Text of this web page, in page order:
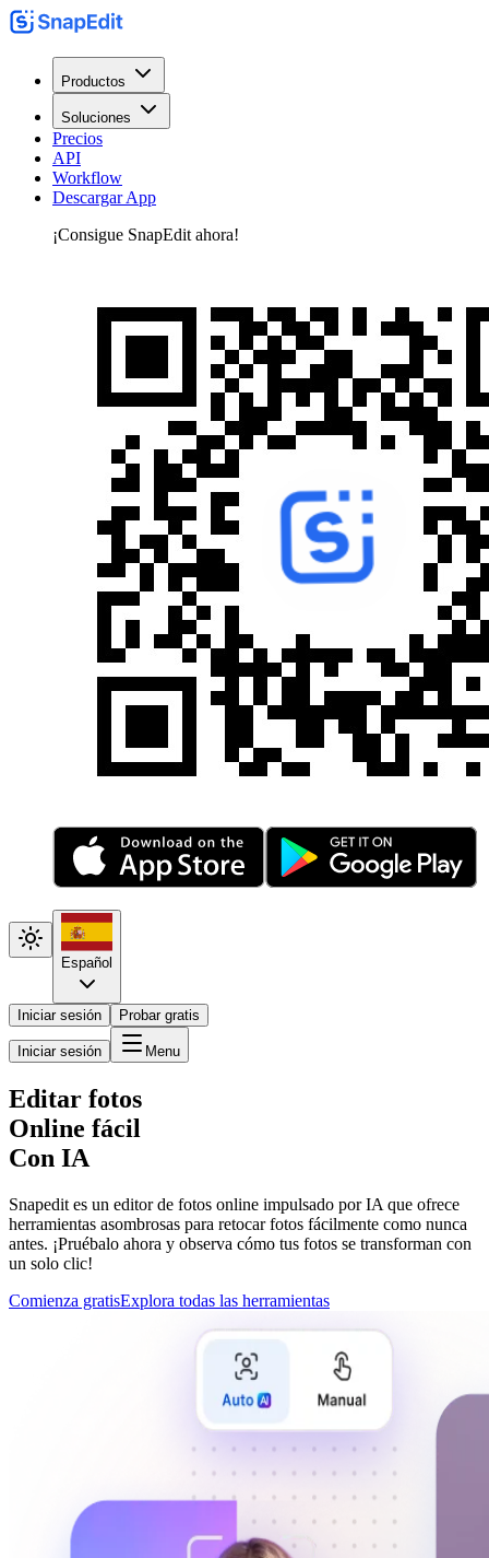
Productos
Soluciones
Precios
API
Workflow
Descargar App
¡Consigue SnapEdit ahora!
Español
Iniciar sesión Probar gratis
Iniciar sesión Menu
Editar fotos
Online fácil
Con IA
Snapedit es un editor de fotos online impulsado por IA que ofrece
herramientas asombrosas para retocar fotos fácilmente como nunca
antes. ¡Pruébalo ahora y observa cómo tus fotos se transforman con
un solo clic!
Comienza gratisExplora todas las herramientas